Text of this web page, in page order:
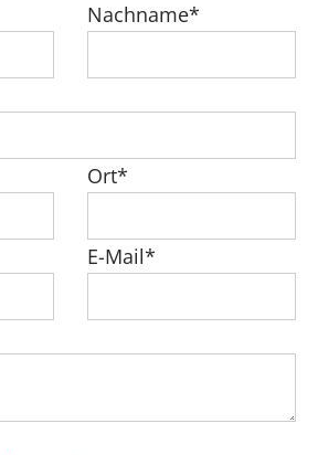
Nachname*
Ort*
E-Mail*